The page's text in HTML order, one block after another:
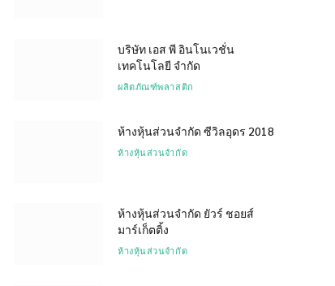
บริษัท เอส พี อินโนเวชั่น
เทคโนโลยี จำกัด
ผลิตภัณฑ์พลาสติก
ห้างหุ้นส่วนจำกัด ซีวิลอุดร 2018
ห้างหุ้นส่วนจำกัด
ห้างหุ้นส่วนจำกัด ยัวร์ ชอยส์
มาร์เก็ตติ้ง
ห้างหุ้นส่วนจำกัด